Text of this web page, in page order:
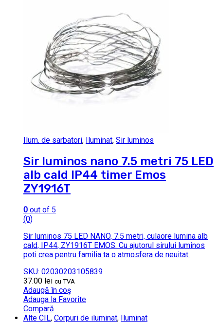
Ilum. de sarbatori, Iluminat, Sir luminos
Sir luminos nano 7.5 metri 75 LED
alb cald IP44 timer Emos
ZY1916T
0 out of 5
(0)
Sir luminos 75 LED NANO, 7.5 metri, culaore lumina alb
cald, IP44, ZY1916T EMOS. Cu ajutorul sirului luminos
poti crea pentru familia ta o atmosfera de neuitat.
SKU: 02030203105839
37.00 lei cu TVA
Adaugă în coș
Adauga la Favorite
Compară
Alte CIL, Corpuri de iluminat, Iluminat